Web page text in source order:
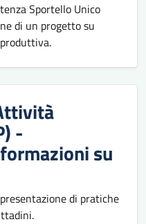
Sportello Unico
di un progetto su
-
su
di pratiche